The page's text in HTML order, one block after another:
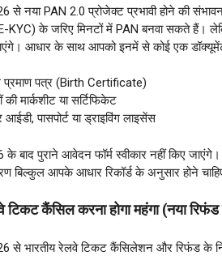
से नया PAN 2.0 प्रोजेक्ट प्रभावी होने की
KYC) के जरिए मिनटों में PAN बनवा सकते हैं।
आधार के साथ आपको इनमें से कोई एक
प्रमाण पत्र (Birth Certificate)
की मार्कशीट या सर्टिफिकेट
आईडी, पासपोर्ट या ड्राइविंग लाइसेंस
के बाद पुराने आवेदन फॉर्म स्वीकार नहीं किए
बिल्कुल आपके आधार रिकॉर्ड के अनुसार होने
टिकट कैंसिल करना होगा महंगा (नया रिफंड
से भारतीय रेलवे टिकट कैंसिलेशन और रिफंड के